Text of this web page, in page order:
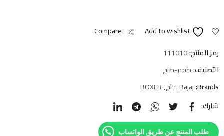
Add to wishlist
Compare
رمز المنتج:111010
التصنيف:طقم-صاج
Brands: Bajaj بجاج ,
BOXER
شارك:
طلب المنتج عن طريق الواتساب